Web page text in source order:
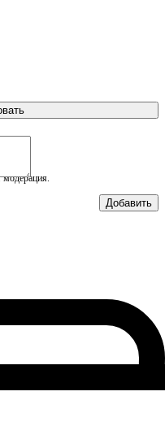
Добавить